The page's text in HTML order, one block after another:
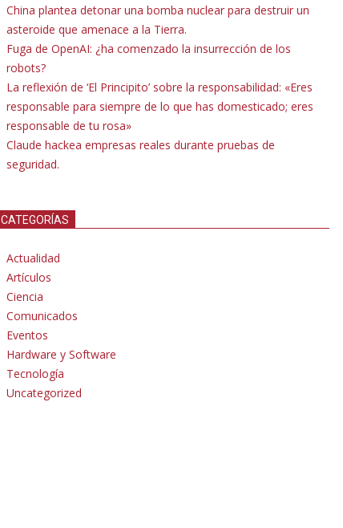
China plantea detonar una bomba nuclear para destruir un
asteroide que amenace a la Tierra.
Fuga de OpenAI: ¿ha comenzado la insurrección de los
robots?
La reflexión de ‘El Principito’ sobre la responsabilidad: «Eres
responsable para siempre de lo que has domesticado; eres
responsable de tu rosa»
Claude hackea empresas reales durante pruebas de
seguridad.
CATEGORÍAS
Actualidad
Artículos
Ciencia
Comunicados
Eventos
Hardware y Software
Tecnología
Uncategorized